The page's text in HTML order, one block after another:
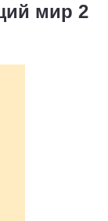
мир 2